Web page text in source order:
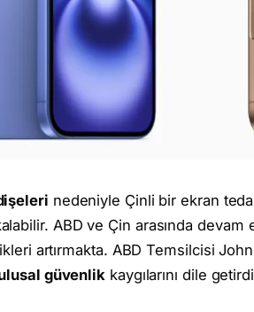
nedeniyle Çinli bir ekran
ABD ve Çin arasında devam
artırmakta. ABD Temsilcisi
güvenlik kaygılarını dile